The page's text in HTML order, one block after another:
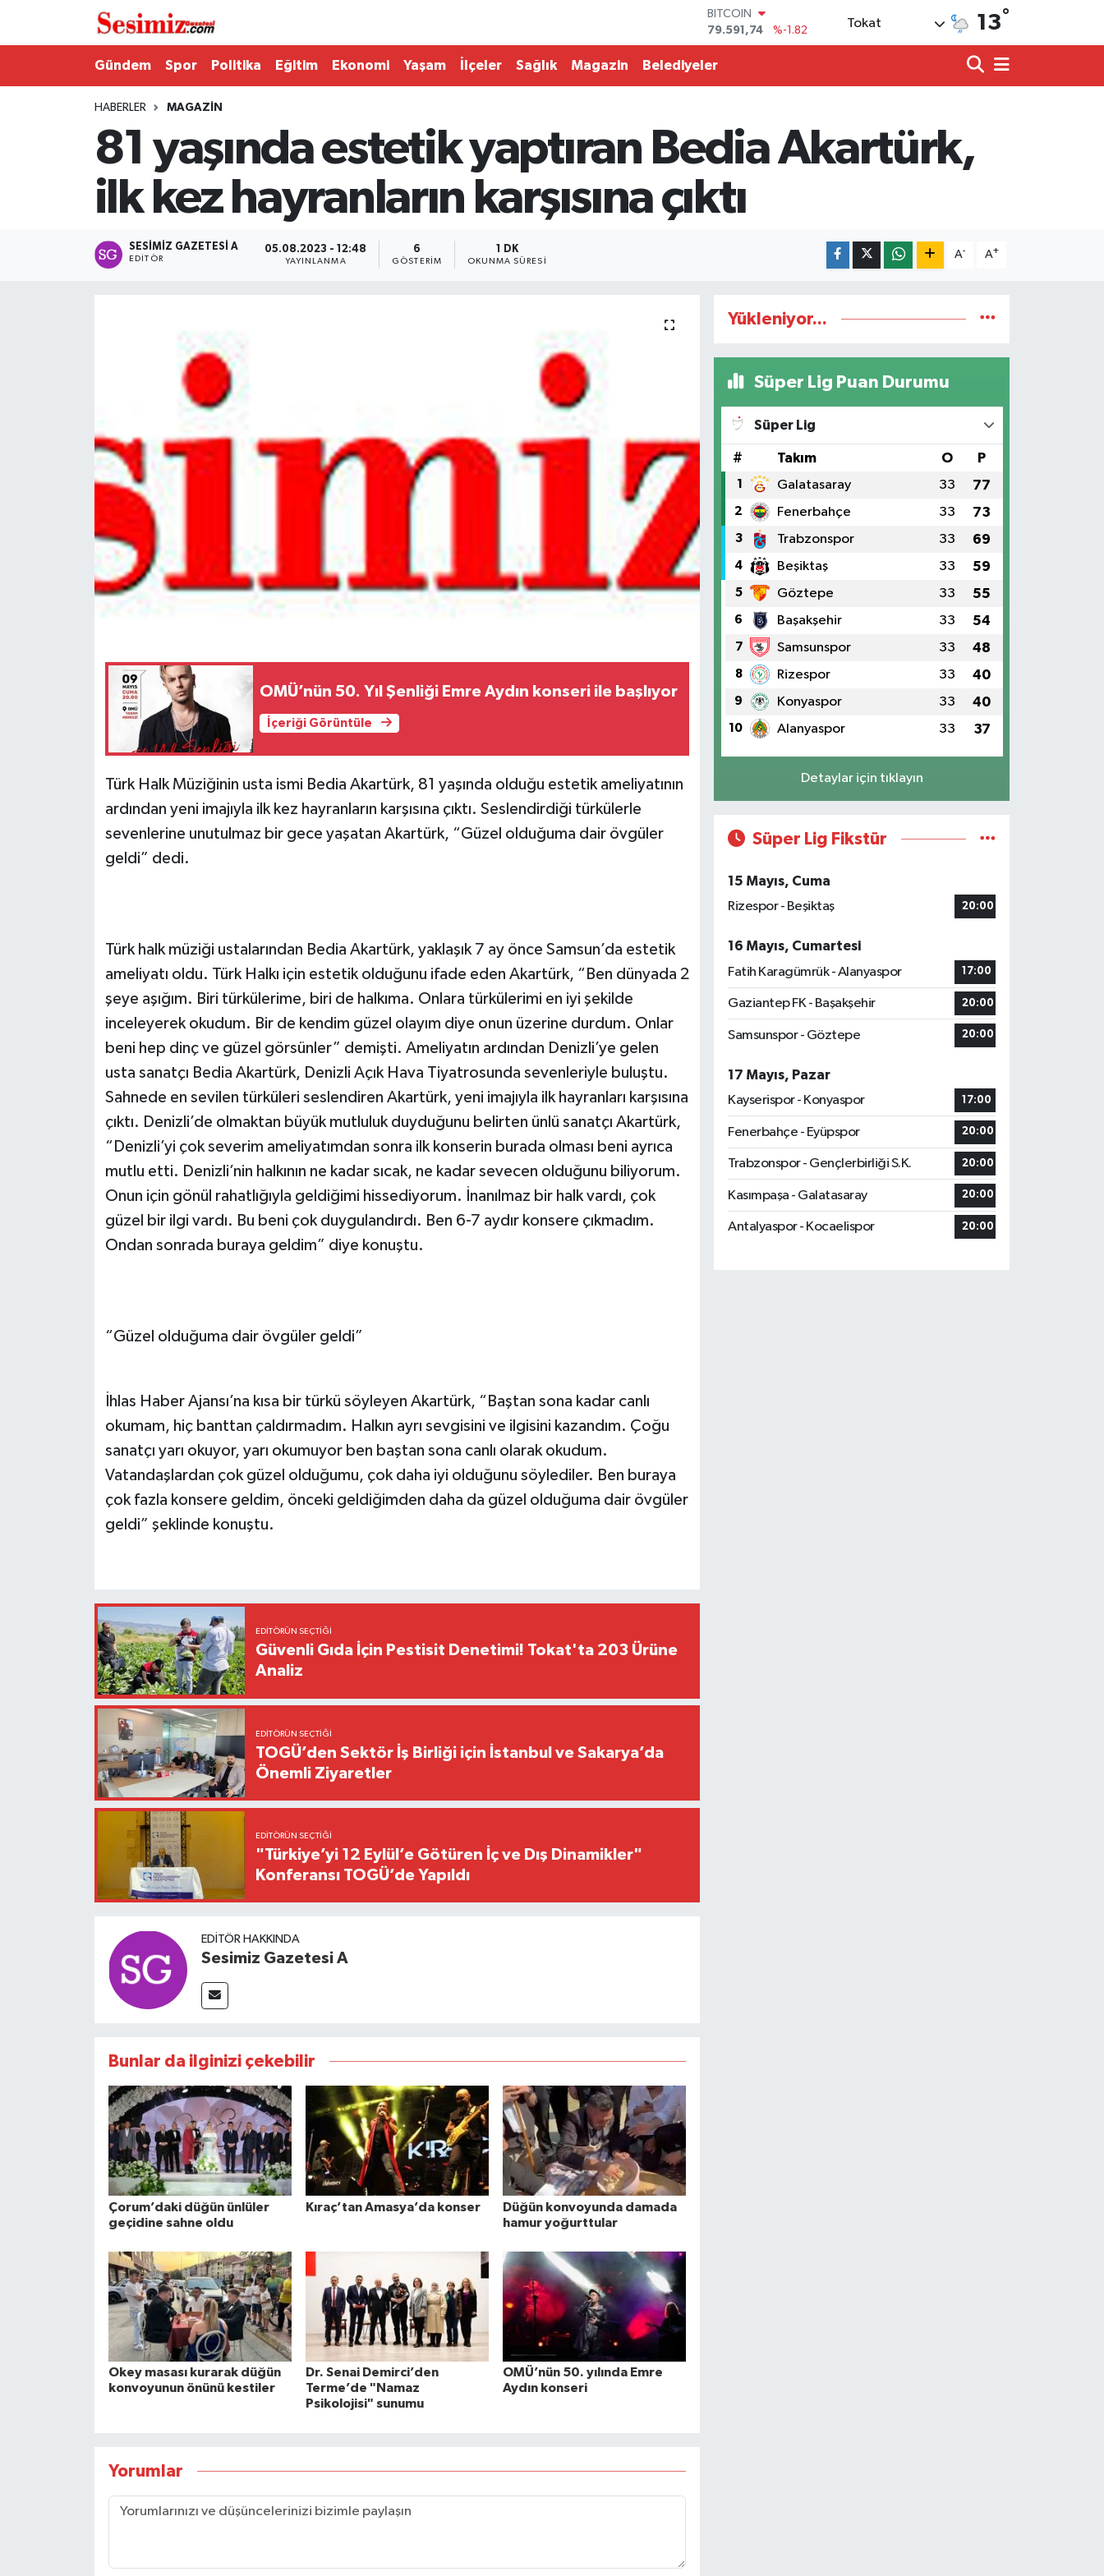
BITCOIN
79.591,74
%-1.82
G.ALTIN
6862,09000
%0.19
14.598,00
Tokat 13°
Gündem Spor Politika Eğitim Ekonomi Yaşam İlçeler Sağlık Magazin Belediyeler
HABERLER MAGAZIN
81 yaşında estetik yaptıran Bedia Akartürk,
ilk kez hayranların karşısına çıktı
SESIMIZ GAZETESI A
EDITÖR
05.08.2023 - 12:48
YAYINLANMA
6
GÖSTERIM
1 DK
OKUNMA SÜRESI
A- A+
OMÜ’nün 50. Yıl Şenliği Emre Aydın konseri ile başlıyor
İçeriği Görüntüle
Türk Halk Müziğinin usta ismi Bedia Akartürk, 81 yaşında olduğu estetik ameliyatının
ardından yeni imajıyla ilk kez hayranların karşısına çıktı. Seslendirdiği türkülerle
sevenlerine unutulmaz bir gece yaşatan Akartürk, “Güzel olduğuma dair övgüler
geldi” dedi.
Türk halk müziği ustalarından Bedia Akartürk, yaklaşık 7 ay önce Samsun’da estetik
ameliyatı oldu. Türk Halkı için estetik olduğunu ifade eden Akartürk, “Ben dünyada 2
şeye aşığım. Biri türkülerime, biri de halkıma. Onlara türkülerimi en iyi şekilde
inceleyerek okudum. Bir de kendim güzel olayım diye onun üzerine durdum. Onlar
beni hep dinç ve güzel görsünler” demişti. Ameliyatın ardından Denizli’ye gelen
usta sanatçı Bedia Akartürk, Denizli Açık Hava Tiyatrosunda sevenleriyle buluştu.
Sahnede en sevilen türküleri seslendiren Akartürk, yeni imajıyla ilk hayranları karşısına
çıktı. Denizli’de olmaktan büyük mutluluk duyduğunu belirten ünlü sanatçı Akartürk,
“Denizli’yi çok severim ameliyatımdan sonra ilk konserin burada olması beni ayrıca
mutlu etti. Denizli’nin halkının ne kadar sıcak, ne kadar sevecen olduğunu biliyorum.
Onun için gönül rahatlığıyla geldiğimi hissediyorum. İnanılmaz bir halk vardı, çok
güzel bir ilgi vardı. Bu beni çok duygulandırdı. Ben 6-7 aydır konsere çıkmadım.
Ondan sonrada buraya geldim” diye konuştu.
“Güzel olduğuma dair övgüler geldi”
İhlas Haber Ajansı’na kısa bir türkü söyleyen Akartürk, “Baştan sona kadar canlı
okumam, hiç banttan çaldırmadım. Halkın ayrı sevgisini ve ilgisini kazandım. Çoğu
sanatçı yarı okuyor, yarı okumuyor ben baştan sona canlı olarak okudum.
Vatandaşlardan çok güzel olduğumu, çok daha iyi olduğunu söylediler. Ben buraya
çok fazla konsere geldim, önceki geldiğimden daha da güzel olduğuma dair övgüler
geldi” şeklinde konuştu.
EDITÖRÜN SEÇTIĞI
Güvenli Gıda İçin Pestisit Denetimi! Tokat'ta 203 Ürüne
Analiz
EDITÖRÜN SEÇTIĞI
TOGÜ’den Sektör İş Birliği için İstanbul ve Sakarya’da
Önemli Ziyaretler
EDITÖRÜN SEÇTIĞI
"Türkiye’yi 12 Eylül’e Götüren İç ve Dış Dinamikler"
Konferansı TOGÜ’de Yapıldı
EDITÖR HAKKINDA
Sesimiz Gazetesi A
Bunlar da ilginizi çekebilir
Çorum’daki düğün ünlüler
geçidine sahne oldu
Kıraç’tan Amasya’da konser
Düğün konvoyunda damada
hamur yoğurttular
Okey masası kurarak düğün
konvoyunun önünü kestiler
Dr. Senai Demirci’den
Terme’de "Namaz
Psikolojisi" sunumu
OMÜ’nün 50. yılında Emre
Aydın konseri
Yorumlar
Yükleniyor...
Süper Lig Puan Durumu
Süper Lig
# Takım O P
1 Galatasaray 33 77
2 Fenerbahçe 33 73
3 Trabzonspor 33 69
4 Beşiktaş 33 59
5 Göztepe 33 55
6 Başakşehir 33 54
7 Samsunspor 33 48
8 Rizespor 33 40
9 Konyaspor 33 40
10 Alanyaspor 33 37
Detaylar için tıklayın
Süper Lig Fikstür
15 Mayıs, Cuma
Rizespor - Beşiktaş
20:00
16 Mayıs, Cumartesi
Fatih Karagümrük - Alanyaspor
17:00
Gaziantep FK - Başakşehir 20:00
Samsunspor - Göztepe 20:00
17 Mayıs, Pazar
Kayserispor - Konyaspor
17:00
Fenerbahçe - Eyüpspor 20:00
Trabzonspor - Gençlerbirliği S.K. 20:00
Kasımpaşa - Galatasaray 20:00
Antalyaspor - Kocaelispor 20:00
Ekonomi
Magazin
Teknoloji
Tokat Haberleri
Nöbetçi Eczaneler
Hava Durumu
Namaz Vakitleri
Trafik Durumu
Tüm Manşetler